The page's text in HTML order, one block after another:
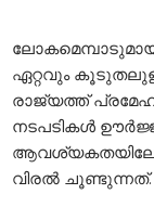
ഏറ്റവും
രാജ്യത്ത്
നടപടികള്‍
വിരല്‍ ചൂണ്ടുന്നത്.